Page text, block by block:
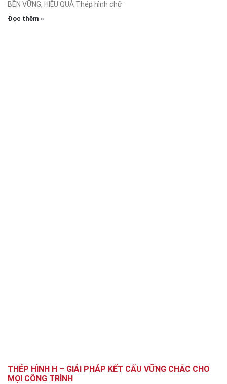
BỀN VỮNG, HIỆU QUẢ Thép hình chữ
Đọc thêm »
THÉP HÌNH H – GIẢI PHÁP KẾT CẤU VỮNG CHẮC CHO
MỌI CÔNG TRÌNH